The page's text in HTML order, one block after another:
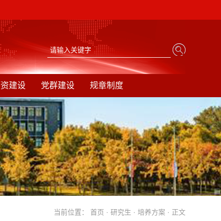
建设 党群建设 规章制度
当前位置： 首页 · 研究生 · 培养方案 · 正文